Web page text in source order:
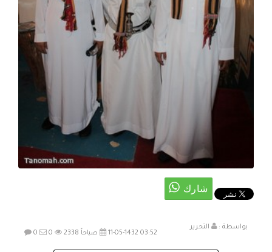
بواسطة :
التحرير
11-05-1432 03:52 صباحاً
0 0 2338